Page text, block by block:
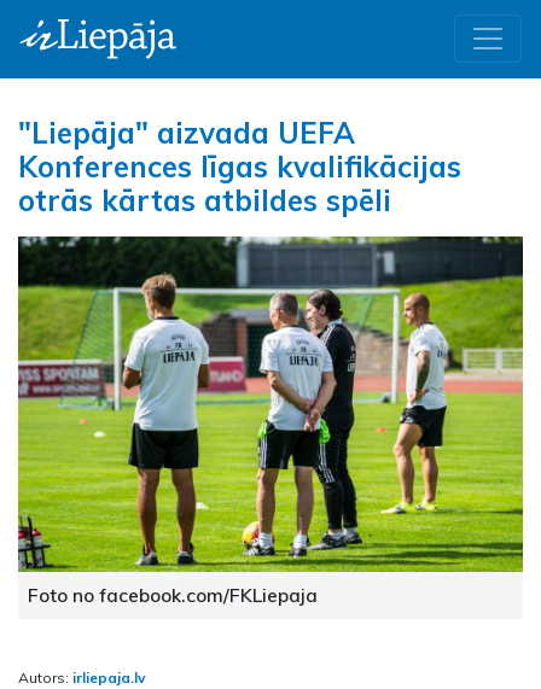
"Liepāja" aizvada UEFA
Konferences līgas kvalifikācijas
otrās kārtas atbildes spēli
Foto no facebook.com/FKLiepaja
Autors: irliepaja.lv